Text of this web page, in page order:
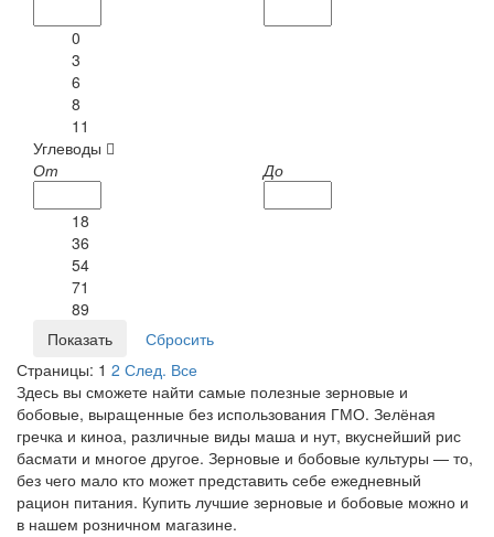
0
3
6
8
11
Углеводы
От
До
18
36
54
71
89
Страницы: 1 2 След. Все
Здесь вы сможете найти самые полезные зерновые и
бобовые, выращенные без использования ГМО. Зелёная
гречка и киноа, различные виды маша и нут, вкуснейший рис
басмати и многое другое. Зерновые и бобовые культуры — то,
без чего мало кто может представить себе ежедневный
рацион питания. Купить лучшие зерновые и бобовые можно и
в нашем розничном магазине.